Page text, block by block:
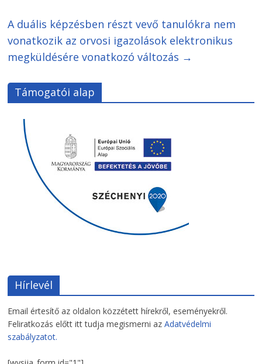
A duális képzésben részt vevő tanulókra nem
vonatkozik az orvosi igazolások elektronikus
megküldésére vonatkozó változás →
Támogatói alap
Hírlevél
Email értesítő az oldalon közzétett hírekről, eseményekről.
Feliratkozás előtt itt tudja megismerni azAdatvédelmi
szabályzatot.